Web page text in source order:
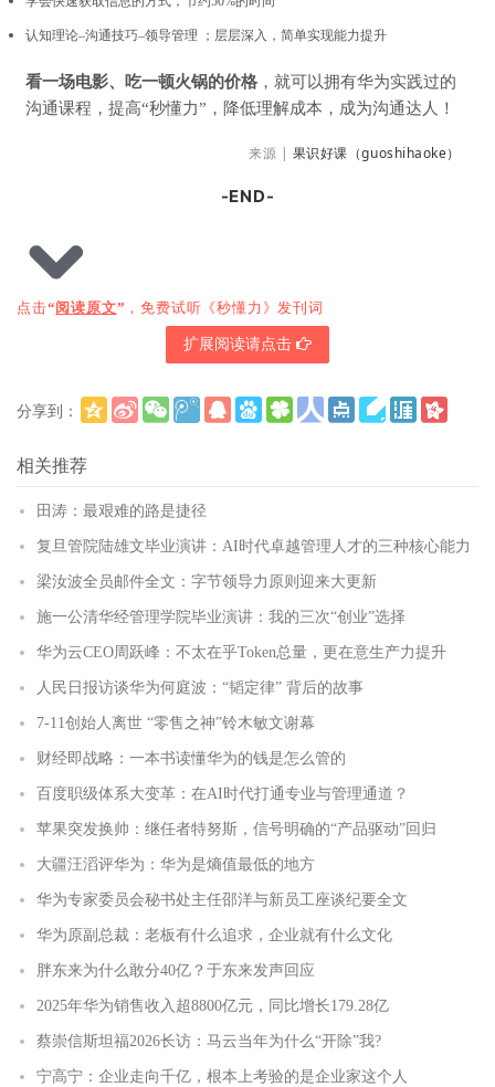
认知理论–沟通技巧–领导管理 ； 层层深入，简单实现能力提升
看一场电影、吃一顿火锅的价格 ，就可以拥有华为实践过的
沟通课程，提高“秒懂力”，降低理解成本，成为沟通达人！
来源 | 果识好课（guoshihaoke）
-END-
点击“阅读原文” ，免费试听《秒懂力》发刊词
扩展阅读请点击
分享到：
相关推荐
田涛：最艰难的路是捷径
复旦管院陆雄文毕业演讲：AI时代卓越管理人才的三种核心能力
梁汝波全员邮件全文：字节领导力原则迎来大更新
施一公清华经管理学院毕业演讲：我的三次“创业”选择
华为云CEO周跃峰：不太在乎Token总量，更在意生产力提升
人民日报访谈华为何庭波：“韬定律” 背后的故事
7-11创始人离世 “零售之神”铃木敏文谢幕
财经即战略：一本书读懂华为的钱是怎么管的
百度职级体系大变革：在AI时代打通专业与管理通道？
苹果突发换帅：继任者特努斯，信号明确的“产品驱动”回归
大疆汪滔评华为：华为是熵值最低的地方
华为专家委员会秘书处主任邵洋与新员工座谈纪要全文
华为原副总裁：老板有什么追求，企业就有什么文化
胖东来为什么敢分40亿？于东来发声回应
2025年华为销售收入超8800亿元，同比增长179.28亿
蔡崇信斯坦福2026长访：马云当年为什么“开除”我?
宁高宁：企业走向千亿，根本上考验的是企业家这个人